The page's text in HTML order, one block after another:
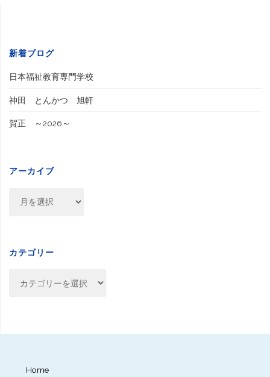
新着ブログ
日本福祉教育専門学校
神田 とんかつ 旭軒
賀正 ～2026～
アーカイブ
ブ
カテゴリー
ー
Home